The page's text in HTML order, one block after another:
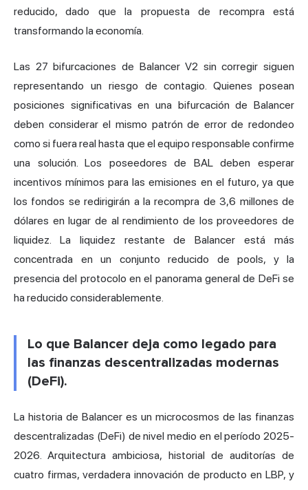
reducido, dado que la propuesta de recompra está
transformando la economía.
Las 27 bifurcaciones de Balancer V2 sin corregir siguen
representando un riesgo de contagio. Quienes posean
posiciones significativas en una bifurcación de Balancer
deben considerar el mismo patrón de error de redondeo
como si fuera real hasta que el equipo responsable confirme
una solución. Los poseedores de BAL deben esperar
incentivos mínimos para las emisiones en el futuro, ya que
los fondos se redirigirán a la recompra de 3,6 millones de
dólares en lugar de al rendimiento de los proveedores de
liquidez. La liquidez restante de Balancer está más
concentrada en un conjunto reducido de pools, y la
presencia del protocolo en el panorama general de DeFi se
ha reducido considerablemente.
Lo que Balancer deja como legado para
las finanzas descentralizadas modernas
(DeFi).
La historia de Balancer es un microcosmos de las finanzas
descentralizadas (DeFi) de nivel medio en el período 2025-
2026. Arquitectura ambiciosa, historial de auditorías de
cuatro firmas, verdadera innovación de producto en LBP, y